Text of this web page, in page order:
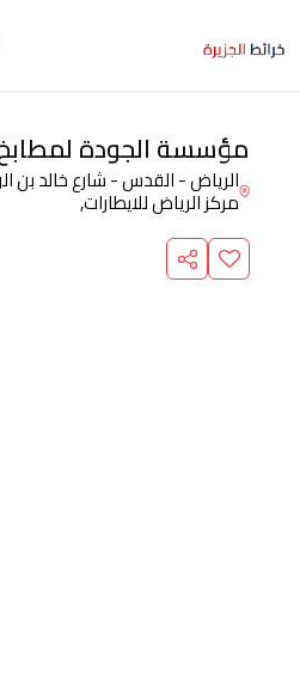
مؤسسة الجودة لمطابخ
الرياض - القدس - شارع خالد بن
مركز الرياض للايطارات,